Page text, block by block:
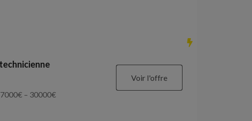
€ – 30000€
Voir l'offre